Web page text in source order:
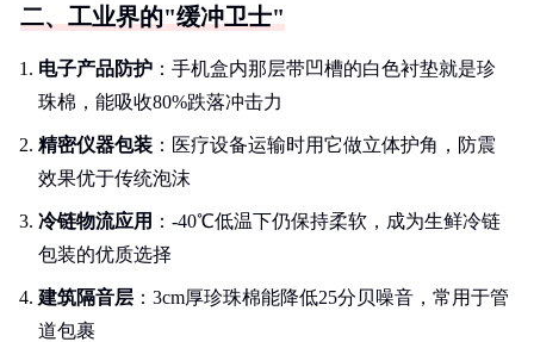
二、工业界的"缓冲卫士"
电子产品防护 ：手机盒内那层带凹槽的白色衬垫就是珍
珠棉，能吸收80%跌落冲击力
精密仪器包装 ：医疗设备运输时用它做立体护角，防震
效果优于传统泡沫
冷链物流应用 ：-40℃低温下仍保持柔软，成为生鲜冷链
包装的优质选择
建筑隔音层 ：3cm厚珍珠棉能降低25分贝噪音，常用于管
道包裹